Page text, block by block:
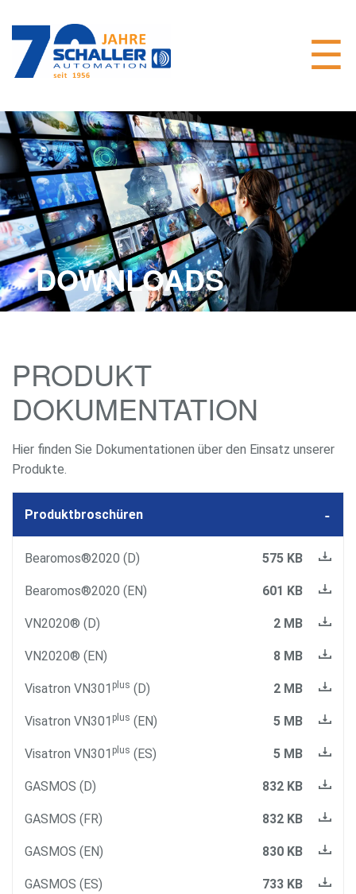
DOWNLOADS
PRODUKT
DOKUMENTATION
Hier finden Sie Dokumentationen über den Einsatz unserer
Produkte.
Produktbroschüren
Bearomos®2020 (D) 575 KB
Bearomos®2020 (EN) 601 KB
VN2020® (D) 2 MB
VN2020® (EN) 8 MB
Visatron VN301 plus (D) 2 MB
Visatron VN301 plus (EN) 5 MB
Visatron VN301 plus (ES) 5 MB
GASMOS (D) 832 KB
GASMOS (FR) 832 KB
GASMOS (EN) 830 KB
GASMOS (ES) 733 KB